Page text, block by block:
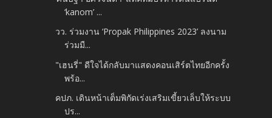
‘kanom’ ...
วว. ร่วมงาน ‘Propak Philippines 2023’ ลงนาม
ร่วมมื...
"เฮนรี่" ดีใจได้กลับมาแสดงคอนเสิร์ตไทยอีกครั้ง
พร้อ...
คปภ. เดินหน้าเต็มพิกัดเร่งเสริมเขี้ยวเล็บให้ระบบ
ปร...